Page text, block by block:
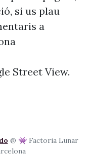
si us plau
a
Street View.
@ 👾 Factoria Lunar